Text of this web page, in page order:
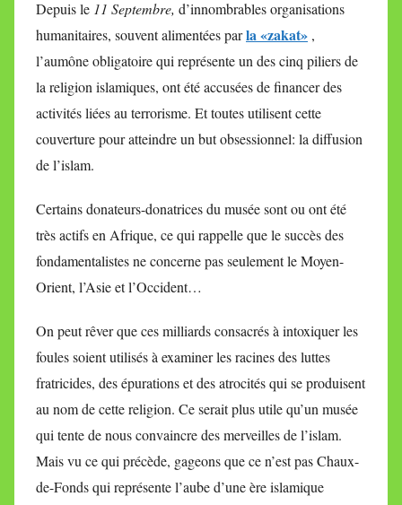
Depuis le 11 Septembre, d’innombrables organisations
humanitaires, souvent alimentées parla «zakat» ,
l’aumône obligatoire qui représente un des cinq piliers de
la religion islamiques, ont été accusées de financer des
activités liées au terrorisme. Et toutes utilisent cette
couverture pour atteindre un but obsessionnel: la diffusion
de l’islam.
Certains donateurs-donatrices du musée sont ou ont été
très actifs en Afrique, ce qui rappelle que le succès des
fondamentalistes ne concerne pas seulement le Moyen-
Orient, l’Asie et l’Occident…
On peut rêver que ces milliards consacrés à intoxiquer les
foules soient utilisés à examiner les racines des luttes
fratricides, des épurations et des atrocités qui se produisent
au nom de cette religion. Ce serait plus utile qu’un musée
qui tente de nous convaincre des merveilles de l’islam.
Mais vu ce qui précède, gageons que ce n’est pas Chaux-
de-Fonds qui représente l’aube d’une ère islamique